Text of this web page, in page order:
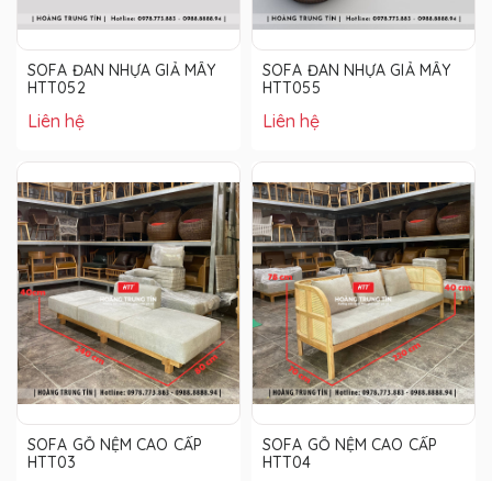
SOFA ĐAN NHỰA GIẢ MÂY
HTT052
Liên hệ
SOFA ĐAN NHỰA GIẢ MÂY
HTT055
Liên hệ
SOFA GỖ NỆM CAO CẤP
HTT03
SOFA GỖ NỆM CAO CẤP
HTT04